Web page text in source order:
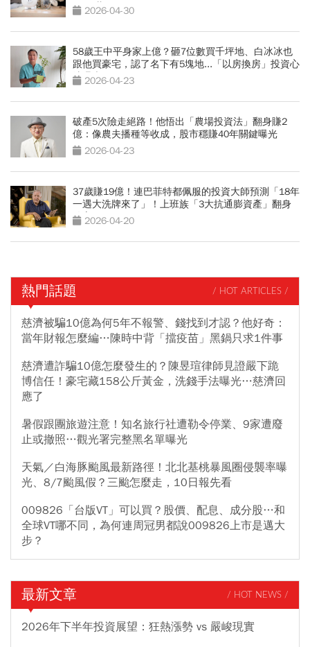
4800萬
2026-04-30
58歲王中平身家上億？砸7位數買千坪地、白冰冰也
跟他買豪宅，認了名下有5塊地...「以房換房」投資心
法曝光
2026-04-23
破產5次險走絕路！他悟出「農場投資法」翻身賺2
億：像農夫播種等收成，股市穩賺40年關鍵曝光
2026-04-23
37歲賺19億！連巴菲特都佩服的投資大師預測「18年
一遇大洗牌來了」！上班族「3大抗通膨資產」翻身
致富2026-04-20
熱門話題 / HOT ARTICLES /
慈濟被騙10億為何5年不報警、錢找到才認？他好奇：
當年財報怎麼編…陳時中背「擋疫苗」黑鍋只求1件事
慈濟遭詐騙10億怎麼發生的？陳昱瑄律師見證嚴下跪
博信任！豪宅藏158公斤黃金，洗錢手法曝光…慈濟回
應了
暑假跟團旅遊注意！知名旅行社遭勒令停業、9家遭廢
止或撤照…觀光署完整黑名單曝光
天氣／白海豚颱風最新路徑！北北基桃暴風圈侵襲率曝
光、8/7颱風假？三颱怎麼走，10日報先看
009826「台版VT」可以買？股價、配息、成分股…和
全球VT哪不同，為何連周冠男都說009826上市是邁大
步？
最新文章 / HOT NEWS /
2026年下半年投資展望：狂熱漲勢 vs 嚴峻現實